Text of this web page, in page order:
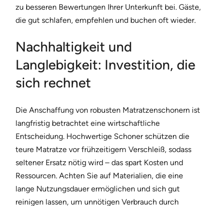
zu besseren Bewertungen Ihrer Unterkunft bei. Gäste,
die gut schlafen, empfehlen und buchen oft wieder.
Nachhaltigkeit und
Langlebigkeit: Investition, die
sich rechnet
Die Anschaffung von robusten Matratzenschonern ist
langfristig betrachtet eine wirtschaftliche
Entscheidung. Hochwertige Schoner schützen die
teure Matratze vor frühzeitigem Verschleiß, sodass
seltener Ersatz nötig wird – das spart Kosten und
Ressourcen. Achten Sie auf Materialien, die eine
lange Nutzungsdauer ermöglichen und sich gut
reinigen lassen, um unnötigen Verbrauch durch